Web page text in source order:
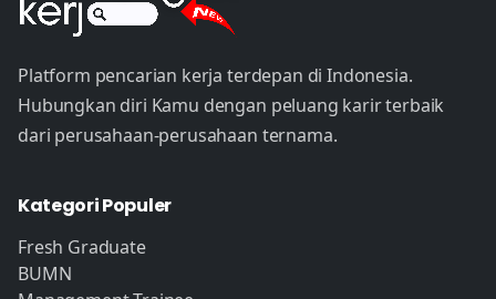
Platform pencarian kerja terdepan di Indonesia.
Hubungkan diri Kamu dengan peluang karir terbaik
dari perusahaan-perusahaan ternama.
Kategori Populer
Fresh Graduate
BUMN